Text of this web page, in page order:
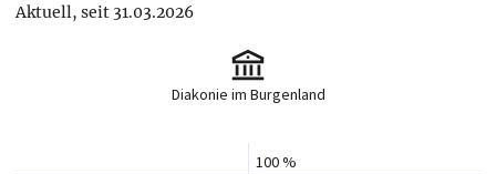
Aktuell, seit 31.03.2026
Diakonie im Burgenland
100 %